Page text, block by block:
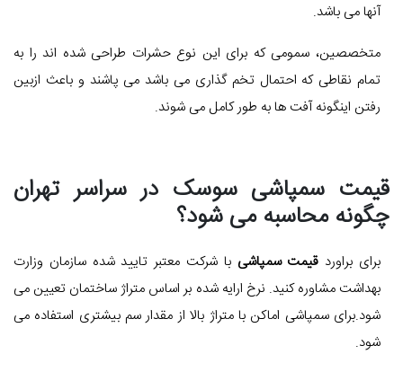
آنها می باشد.
متخصصین، سمومی که برای این نوع حشرات طراحی شده اند را به
تمام نقاطی که احتمال تخم گذاری می باشد می پاشند و باعث ازبین
رفتن اینگونه آفت ها به طور کامل می شوند.
قیمت سمپاشی سوسک در سراسر تهران
چگونه محاسبه می شود؟
برای براورد قیمت سمپاشی با شرکت معتبر تایید شده سازمان وزارت
بهداشت مشاوره کنید. نرخ ارایه شده بر اساس متراژ ساختمان تعیین می
شود.برای سمپاشی اماکن با متراژ بالا از مقدار سم بیشتری استفاده می
شود.